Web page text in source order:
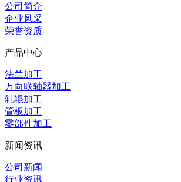
公司简介
企业风采
荣誉资质
产品中心
法兰加工
万向联轴器加工
轧辊加工
管板加工
零部件加工
新闻资讯
公司新闻
行业资讯